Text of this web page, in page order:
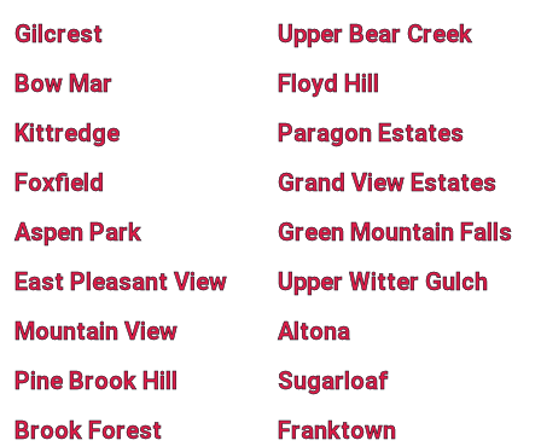
Gilcrest
Upper Bear Creek
Bow Mar
Floyd Hill
Kittredge
Paragon Estates
Foxfield
Grand View Estates
Aspen Park
Green Mountain Falls
East Pleasant View
Upper Witter Gulch
Mountain View
Altona
Pine Brook Hill
Sugarloaf
Brook Forest
Franktown